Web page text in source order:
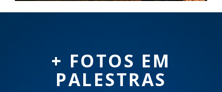
+ FOTOS EM
PALESTRAS